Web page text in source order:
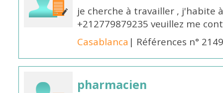
je cherche à travailler , j'habite
+212779879235 veuillez me
Casablanca | Références n°
pharmacien